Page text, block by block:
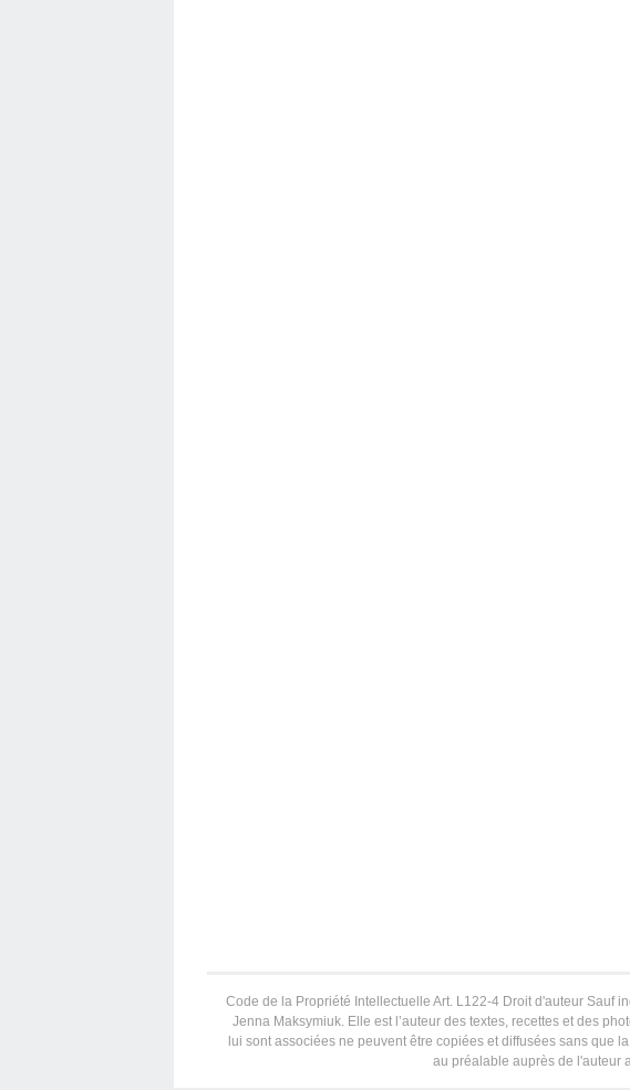
Code de la Propriété Intellectuelle Art. L122-4 Droit d'auteur Sauf
Jenna Maksymiuk. Elle est l’auteur des textes, recettes et des
lui sont associées ne peuvent être copiées et diffusées sans que
au préalable auprès de l'auteur